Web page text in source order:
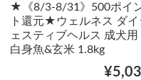
★《8/3-8/31》500ポイ
ト還元★ウェルネス ダイ
ェスティブヘルス 成犬用
白身魚&玄米 1.8kg